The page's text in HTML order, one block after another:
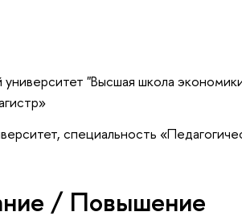
"Высшая школа
специальность
/ Повышение